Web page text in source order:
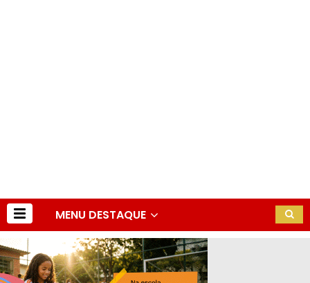
MENU DESTAQUE